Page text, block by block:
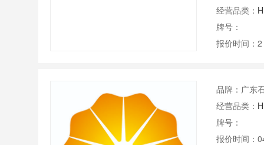
经营品类：
牌号：
报价时间：
品牌：广东
经营品类：
牌号：
报价时间：